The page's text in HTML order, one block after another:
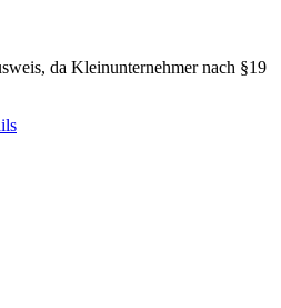
da Kleinunternehmer nach §19